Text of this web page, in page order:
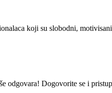
koji su slobodni,
odgovara! Dogovorite se i